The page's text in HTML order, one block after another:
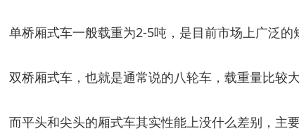
单桥厢式车一般载重为2-5吨，是目前市场上广泛
双桥厢式车，也就是通常说的八轮车，载重量比较大
而平头和尖头的厢式车其实性能上没什么差别，主